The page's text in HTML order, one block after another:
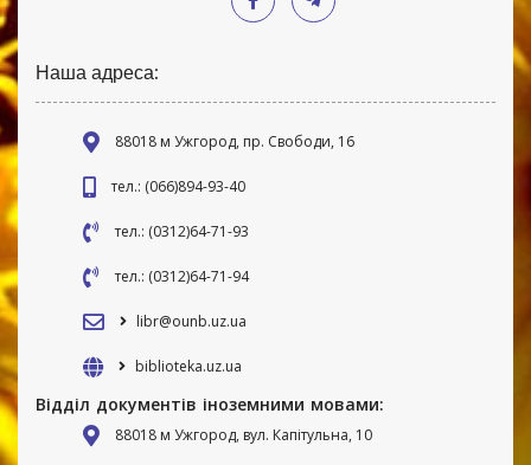
Наша адреса:
88018 м Ужгород, пр. Свободи, 16
тел.: (066)894-93-40
тел.: (0312)64-71-93
тел.: (0312)64-71-94
libr@ounb.uz.ua
biblioteka.uz.ua
Відділ документів іноземними мовами:
88018 м Ужгород, вул. Капітульна, 10